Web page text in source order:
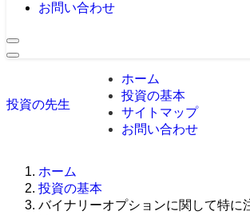
お問い合わせ
投資の先生
ホーム
投資の基本
サイトマップ
お問い合わせ
ホーム
投資の基本
バイナリーオプションに関して特に